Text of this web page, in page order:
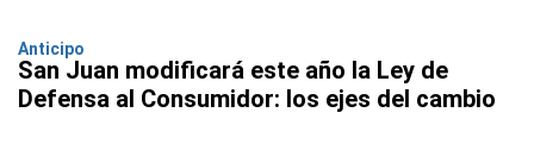
Anticipo
San Juan modificará este año la Ley de
Defensa al Consumidor: los ejes del cambio